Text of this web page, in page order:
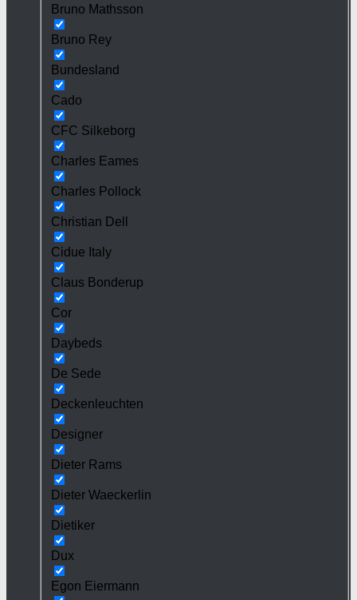
Bruno Mathsson
Bruno Rey
Bundesland
Cado
CFC Silkeborg
Charles Eames
Charles Pollock
Christian Dell
Cidue Italy
Claus Bonderup
Cor
Daybeds
De Sede
Deckenleuchten
Designer
Dieter Rams
Dieter Waeckerlin
Dietiker
Dux
Egon Eiermann